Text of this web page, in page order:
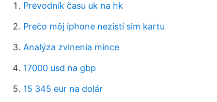
Prevodník času uk na hk
Prečo môj iphone nezistí sim kartu
Analýza zvlnenia mince
17000 usd na gbp
15 345 eur na dolár